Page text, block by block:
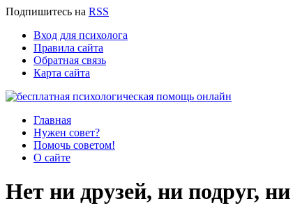
Подпишитесь на RSS
Вход для психолога
Правила сайта
Обратная связь
Карта сайта
Главная
Нужен совет?
Помочь советом!
О сайте
Нет ни друзей, ни подруг,